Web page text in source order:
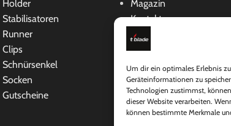
Um dir ein optimales Erlebnis
Geräteinformationen zu
Technologien zustimmst,
dieser Website verarbeiten.
können bestimmte Merkmale
Holder
Stabilisatoren
Runner
Clips
Schnürsenkel
Socken
Gutscheine
Magazin
Kontakt
Support
Wunschliste
Partner & Händler
Partner Konto